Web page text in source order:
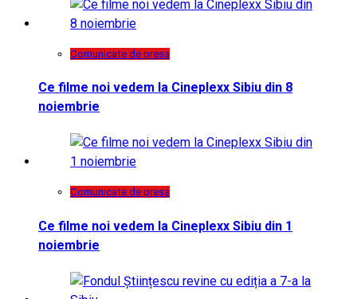
Comunicate de presa
Ce filme noi vedem la Cineplexx Sibiu din 8
noiembrie
Comunicate de presa
Ce filme noi vedem la Cineplexx Sibiu din 1
noiembrie